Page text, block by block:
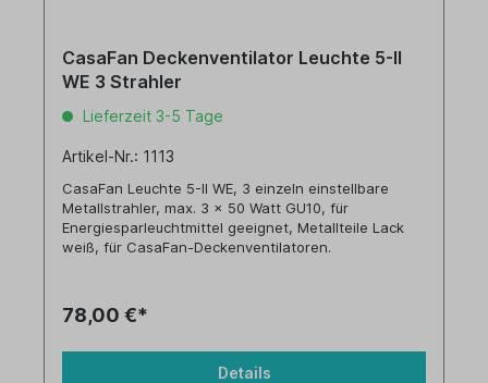
CasaFan Deckenventilator Leuchte 5-II
WE 3 Strahler
Lieferzeit 3-5 Tage
Artikel-Nr.: 1113
CasaFan Leuchte 5-II WE, 3 einzeln einstellbare
Metallstrahler, max. 3 x 50 Watt GU10, für
Energiesparleuchtmittel geeignet, Metallteile Lack
weiß, für CasaFan-Deckenventilatoren.
78,00 €*
Details